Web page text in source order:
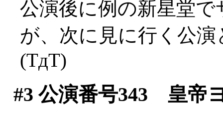
公演後に例の新星堂
が、次に見に行く公
(TдT)
#3 公演番号343 皇帝